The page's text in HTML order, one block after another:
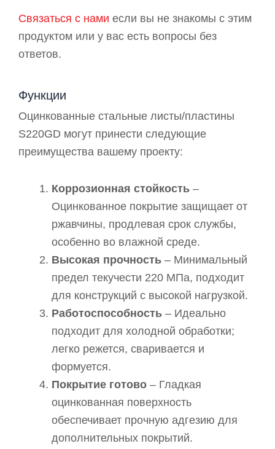
Связаться с нами если вы не знакомы с этим
продуктом или у вас есть вопросы без
ответов.
Функции
Оцинкованные стальные листы/пластины
S220GD могут принести следующие
преимущества вашему проекту:
Коррозионная стойкость –
Оцинкованное покрытие защищает от
ржавчины, продлевая срок службы,
особенно во влажной среде.
Высокая прочность – Минимальный
предел текучести 220 МПа, подходит
для конструкций с высокой нагрузкой.
Работоспособность – Идеально
подходит для холодной обработки;
легко режется, сваривается и
формуется.
Покрытие готово – Гладкая
оцинкованная поверхность
обеспечивает прочную адгезию для
дополнительных покрытий.